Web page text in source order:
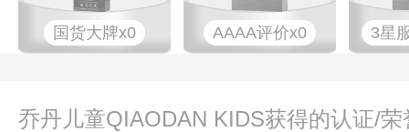
国货大牌x0 AAAA评价x0 3星
乔丹儿童QIAODAN KIDS获得的认证/荣